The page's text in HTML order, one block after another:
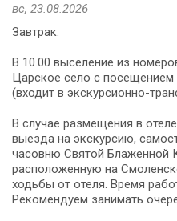
вс, 23.08.2026
Завтрак.
В 10.00 выселение из
Царское село с посещением
(входит в экскурсионно-
В случае размещения в
выезда на экскурсию,
часовню Святой Блаженной
расположенную на
ходьбы от отеля. Время
Рекомендуем занимать